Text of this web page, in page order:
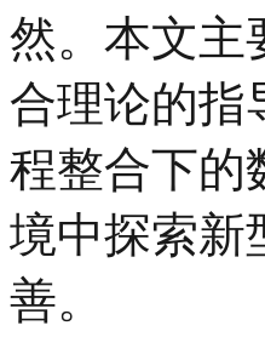
然。本文主
合理论的指
程整合下的
境中探索新
善。